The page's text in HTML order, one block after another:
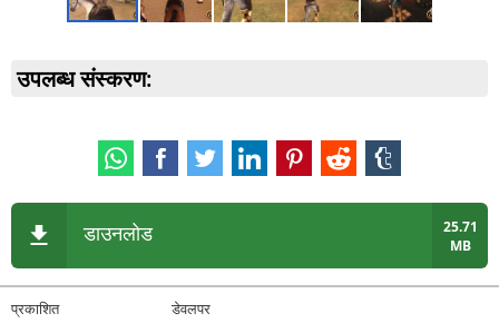
उपलब्ध संस्करण:
डाउनलोड
25.71
MB
प्रकाशित डेवलपर